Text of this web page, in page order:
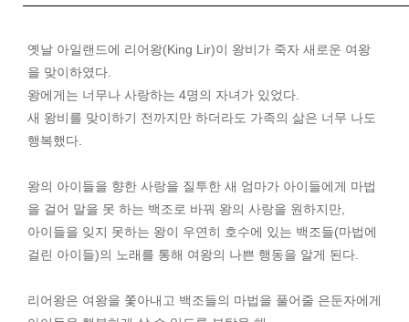
옛날 아일랜드에 리어왕(King Lir)이 왕비가 죽자 새로운 여왕
을 맞이하였다.
왕에게는 너무나 사랑하는 4명의 자녀가 있었다.
새 왕비를 맞이하기 전까지만 하더라도 가족의 삶은 너무 나도
행복했다.
왕의 아이들을 향한 사랑을 질투한 새 엄마가 아이들에게 마법
을 걸어 말을 못 하는 백조로 바꿔 왕의 사랑을 원하지만,
아이들을 잊지 못하는 왕이 우연히 호수에 있는 백조들(마법에
걸린 아이들)의 노래를 통해 여왕의 나쁜 행동을 알게 된다.
리어왕은 여왕을 쫓아내고 백조들의 마법을 풀어줄 은둔자에게